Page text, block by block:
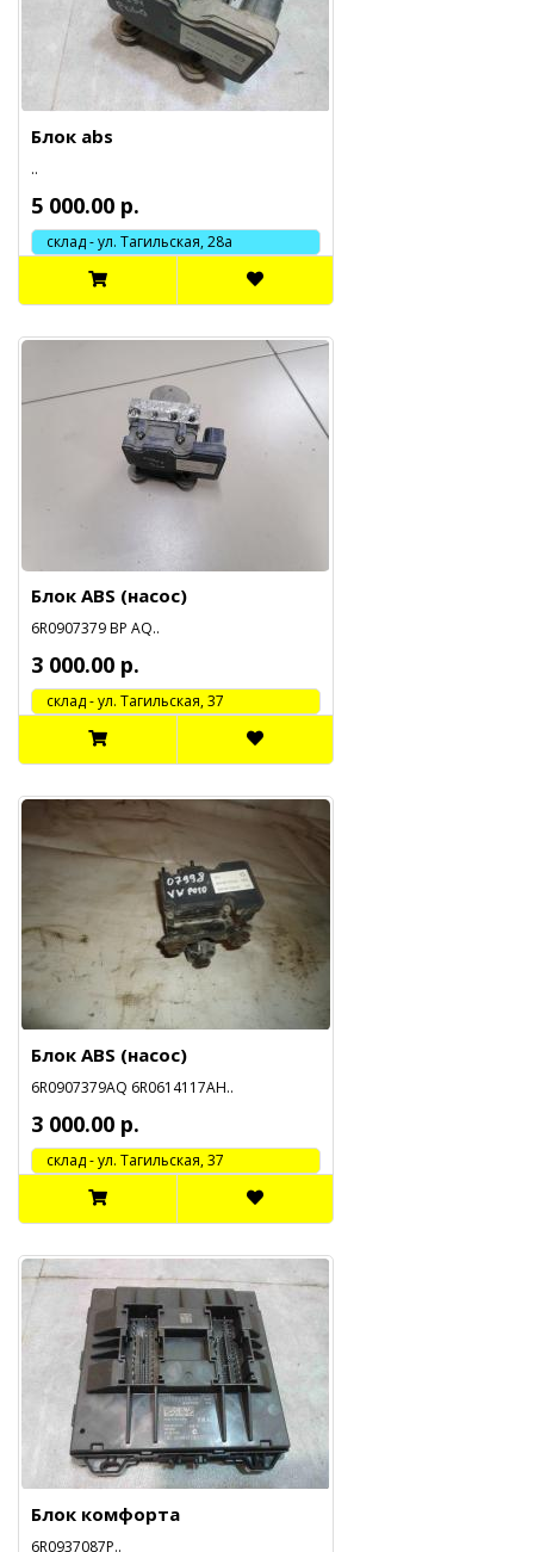
Блок abs
..
5 000.00 р.
склад - ул. Тагильская, 28а
Блок ABS (насос)
6R0907379 BP AQ..
3 000.00 р.
cклад - ул. Тагильская, 37
Блок ABS (насос)
6R0907379AQ 6R0614117AH..
3 000.00 р.
cклад - ул. Тагильская, 37
Блок комфорта
6R0937087P..